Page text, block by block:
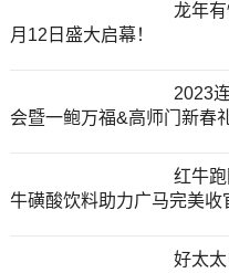
龙年
月12日盛大启幕！
2023
会暨一鲍万福&高师门新春
红牛
牛磺酸饮料助力广马完美收
好太